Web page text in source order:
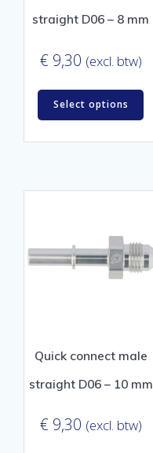
straight D06 – 8 mm
€ 9,30 (excl. btw)
Select options
Quick connect male
straight D06 – 10 mm
€ 9,30 (excl. btw)